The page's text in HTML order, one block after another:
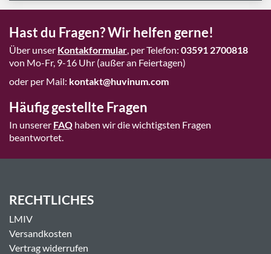
Schlagworte
Hast du Fragen? Wir helfen gerne!
Über unser Kontakformular, per Telefon: 03591 2700818
von Mo-Fr, 9-16 Uhr (außer an Feiertagen)
oder per Mail: kontakt@huvinum.com
Häufig gestellte Fragen
In unserer FAQ haben wir die wichtigsten Fragen
beantwortet.
RECHTLICHES
LMIV
Versandkosten
Vertrag widerrufen